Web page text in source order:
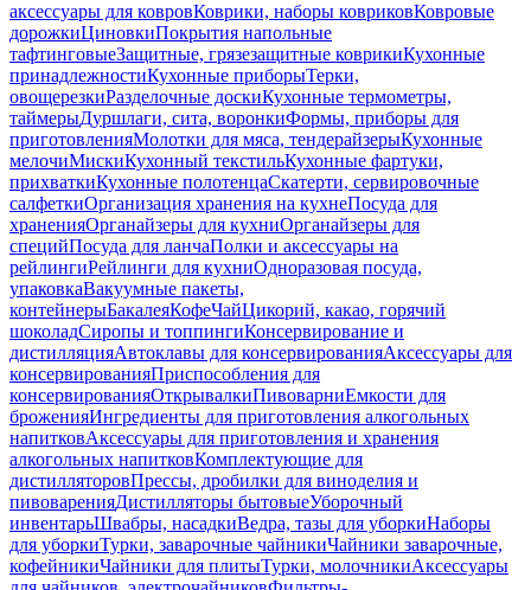
аксессуары для ковровКоврики, наборы ковриковКовровые
дорожкиЦиновкиПокрытия напольные
тафтинговыеЗащитные, грязезащитные коврикиКухонные
принадлежностиКухонные приборыТерки,
овощерезкиРазделочные доскиКухонные термометры,
таймерыДуршлаги, сита, воронкиФормы, приборы для
приготовленияМолотки для мяса, тендерайзерыКухонные
мелочиМискиКухонный текстильКухонные фартуки,
прихваткиКухонные полотенцаСкатерти, сервировочные
салфеткиОрганизация хранения на кухнеПосуда для
храненияОрганайзеры для кухниОрганайзеры для
специйПосуда для ланчаПолки и аксессуары на
рейлингиРейлинги для кухниОдноразовая посуда,
упаковкаВакуумные пакеты,
контейнерыБакалеяКофеЧайЦикорий, какао, горячий
шоколадСиропы и топпингиКонсервирование и
дистилляцияАвтоклавы для консервированияАксессуары для
консервированияПриспособления для
консервированияОткрывалкиПивоварниЕмкости для
броженияИнгредиенты для приготовления алкогольных
напитковАксессуары для приготовления и хранения
алкогольных напитковКомплектующие для
дистилляторовПрессы, дробилки для виноделия и
пивоваренияДистилляторы бытовыеУборочный
инвентарьШвабры, насадкиВедра, тазы для уборкиНаборы
для уборкиТурки, заварочные чайникиЧайники заварочные,
кофейникиЧайники для плитыТурки, молочникиАксессуары